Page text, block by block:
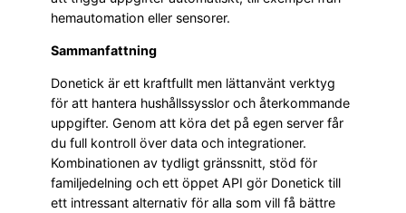
hemautomation eller sensorer.
Sammanfattning
Donetick är ett kraftfullt men lättanvänt verktyg
för att hantera hushållssysslor och återkommande
uppgifter. Genom att köra det på egen server får
du full kontroll över data och integrationer.
Kombinationen av tydligt gränssnitt, stöd för
familjedelning och ett öppet API gör Donetick till
ett intressant alternativ för alla som vill få bättre